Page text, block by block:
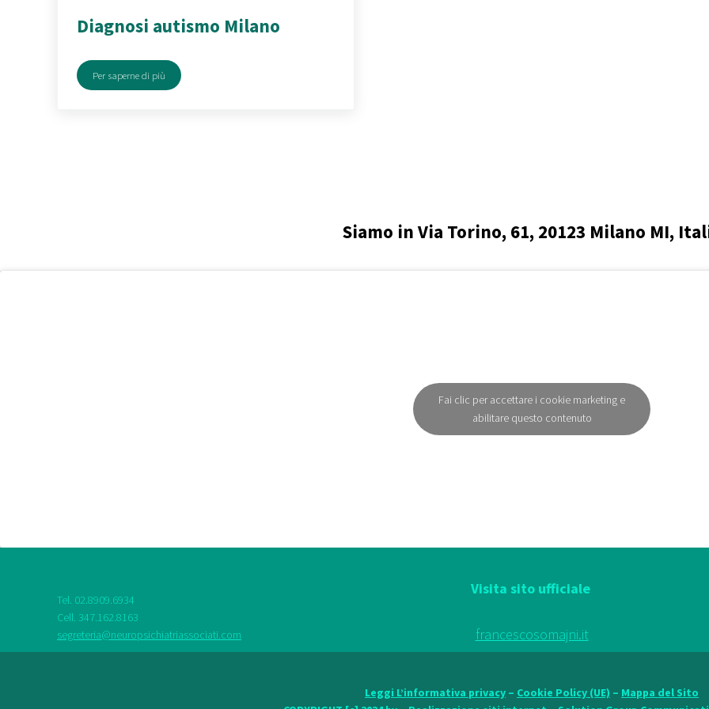
Diagnosi autismo Milano
Per saperne di piùDiagnosi autismo Milano
Siamo in Via Torino, 61, 20123 Milano MI,
Fai clic per accettare i cookie marketing e
abilitare questo contenuto
Tel. 02.8909.6934
Cell. 347.162.8163
segreteria@neuropsichiatriassociati.com
Visita sito ufficiale
francescosomajni.it
Leggi L’informativa privacy – Cookie Policy (UE) – Mappa del Sito